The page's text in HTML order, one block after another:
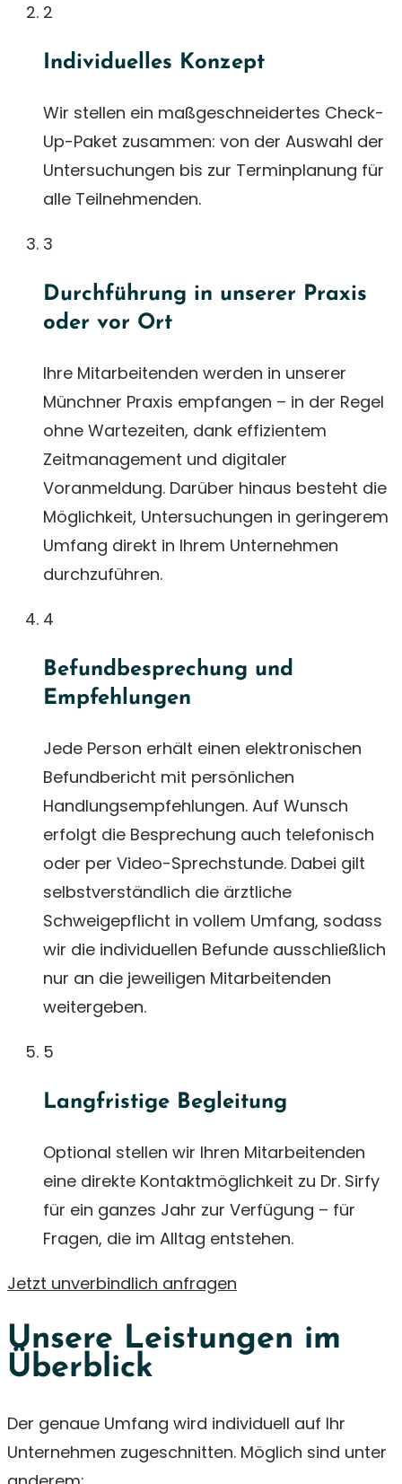
2
Individuelles Konzept
Wir stellen ein maßgeschneidertes Check-
Up-Paket zusammen: von der Auswahl der
Untersuchungen bis zur Terminplanung für
alle Teilnehmenden.
3
Durchführung in unserer Praxis
oder vor Ort
Ihre Mitarbeitenden werden in unserer
Münchner Praxis empfangen – in der Regel
ohne Wartezeiten, dank effizientem
Zeitmanagement und digitaler
Voranmeldung. Darüber hinaus besteht die
Möglichkeit, Untersuchungen in geringerem
Umfang direkt in Ihrem Unternehmen
durchzuführen.
4
Befundbesprechung und
Empfehlungen
Jede Person erhält einen elektronischen
Befundbericht mit persönlichen
Handlungsempfehlungen. Auf Wunsch
erfolgt die Besprechung auch telefonisch
oder per Video-Sprechstunde. Dabei gilt
selbstverständlich die ärztliche
Schweigepflicht in vollem Umfang, sodass
wir die individuellen Befunde ausschließlich
nur an die jeweiligen Mitarbeitenden
weitergeben.
5
Langfristige Begleitung
Optional stellen wir Ihren Mitarbeitenden
eine direkte Kontaktmöglichkeit zu Dr. Sirfy
für ein ganzes Jahr zur Verfügung – für
Fragen, die im Alltag entstehen.
Jetzt unverbindlich anfragen
Unsere Leistungen im
Überblick
Der genaue Umfang wird individuell auf Ihr
Unternehmen zugeschnitten. Möglich sind unter